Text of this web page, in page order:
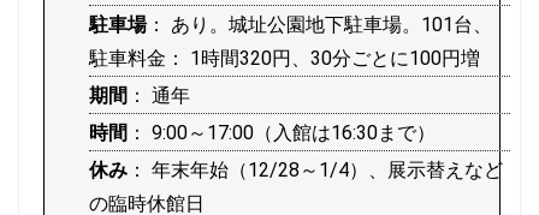
駐車場： あり。城址公園地下駐車場。101台、
駐車料金： 1時間320円、30分ごとに100円増
期間 ： 通年
時間 ： 9:00～17:00（入館は16:30まで）
休み ： 年末年始（12/28～1/4）、展示替えなど
の臨時休館日